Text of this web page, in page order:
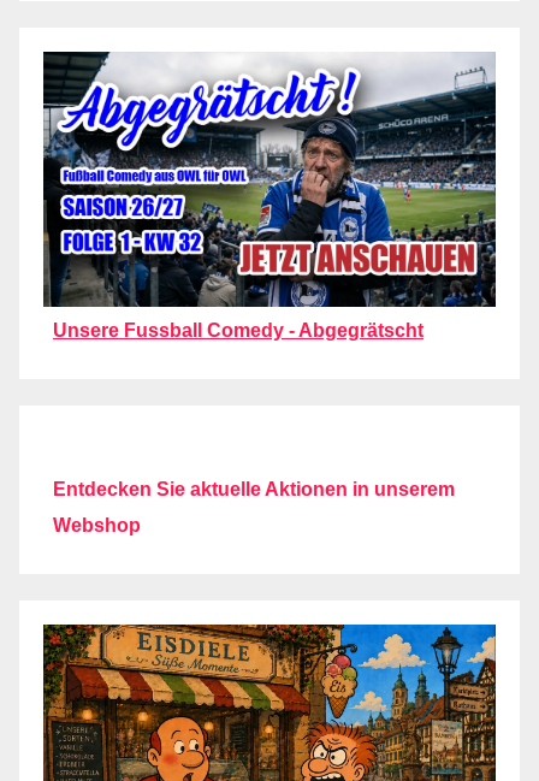
Unsere Fussball Comedy - Abgegrätscht
Entdecken Sie aktuelle Aktionen in unserem
Webshop